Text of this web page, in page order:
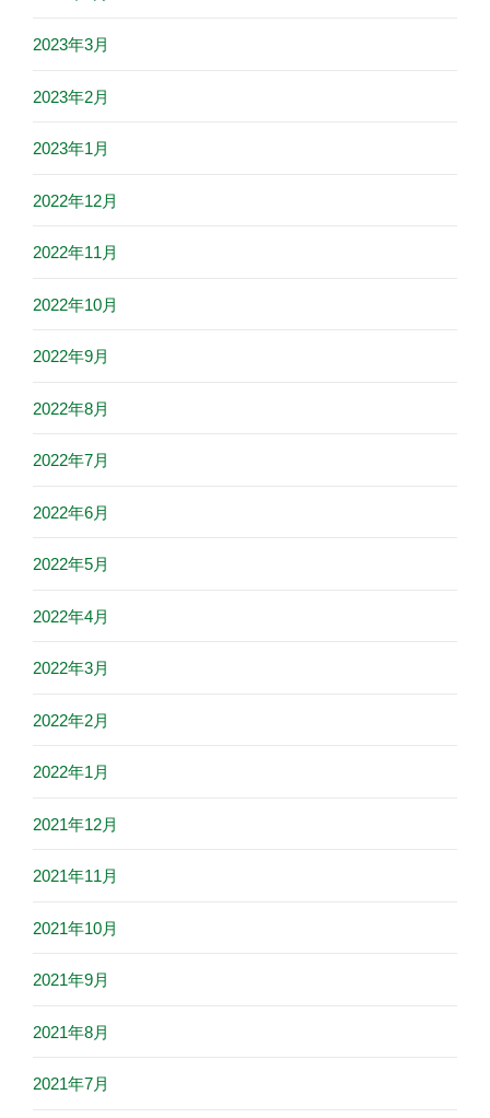
2023年3月
2023年2月
2023年1月
2022年12月
2022年11月
2022年10月
2022年9月
2022年8月
2022年7月
2022年6月
2022年5月
2022年4月
2022年3月
2022年2月
2022年1月
2021年12月
2021年11月
2021年10月
2021年9月
2021年8月
2021年7月